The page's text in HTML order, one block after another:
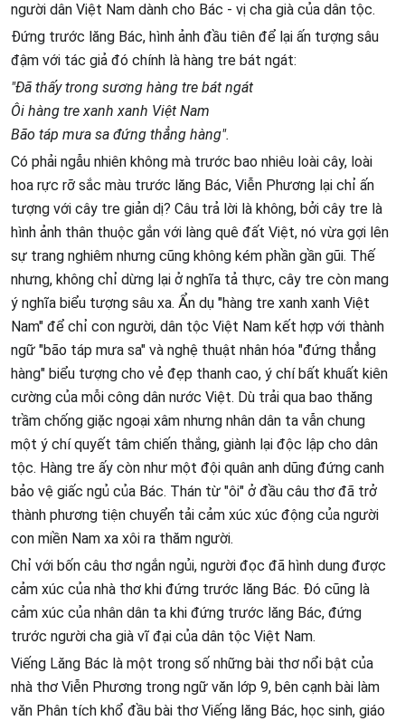
người dân Việt Nam dành cho Bác - vị cha già của dân tộc.
Đứng trước lăng Bác, hình ảnh đầu tiên để lại ấn tượng sâu
đậm với tác giả đó chính là hàng tre bát ngát:
"Đã thấy trong sương hàng tre bát ngát
Ôi hàng tre xanh xanh Việt Nam
Bão táp mưa sa đứng thẳng hàng".
Có phải ngẫu nhiên không mà trước bao nhiêu loài cây, loài
hoa rực rỡ sắc màu trước lăng Bác, Viễn Phương lại chỉ ấn
tượng với cây tre giản dị? Câu trả lời là không, bởi cây tre là
hình ảnh thân thuộc gắn với làng quê đất Việt, nó vừa gợi lên
sự trang nghiêm nhưng cũng không kém phần gần gũi. Thế
nhưng, không chỉ dừng lại ở nghĩa tả thực, cây tre còn mang
ý nghĩa biểu tượng sâu xa. Ẩn dụ "hàng tre xanh xanh Việt
Nam" để chỉ con người, dân tộc Việt Nam kết hợp với thành
ngữ "bão táp mưa sa" và nghệ thuật nhân hóa "đứng thẳng
hàng" biểu tượng cho vẻ đẹp thanh cao, ý chí bất khuất kiên
cường của mỗi công dân nước Việt. Dù trải qua bao thăng
trầm chống giặc ngoại xâm nhưng nhân dân ta vẫn chung
một ý chí quyết tâm chiến thắng, giành lại độc lập cho dân
tộc. Hàng tre ấy còn như một đội quân anh dũng đứng canh
bảo vệ giấc ngủ của Bác. Thán từ "ôi" ở đầu câu thơ đã trở
thành phương tiện chuyển tải cảm xúc xúc động của người
con miền Nam xa xôi ra thăm người.
Chỉ với bốn câu thơ ngắn ngủi, người đọc đã hình dung được
cảm xúc của nhà thơ khi đứng trước lăng Bác. Đó cũng là
cảm xúc của nhân dân ta khi đứng trước lăng Bác, đứng
trước người cha già vĩ đại của dân tộc Việt Nam.
Viếng Lăng Bác là một trong số những bài thơ nổi bật của
nhà thơ Viễn Phương trong ngữ văn lớp 9, bên cạnh bài làm
văn Phân tích khổ đầu bài thơ Viếng lăng Bác, học sinh, giáo